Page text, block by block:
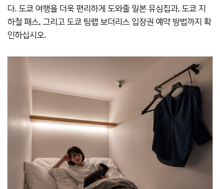
다. 도쿄 여행을 더욱 편리하게 도와줄 일본 유심칩과, 도쿄 지
하철 패스, 그리고 도쿄 팀랩 보더리스 입장권 예약 방법까지 확
인하십시오.